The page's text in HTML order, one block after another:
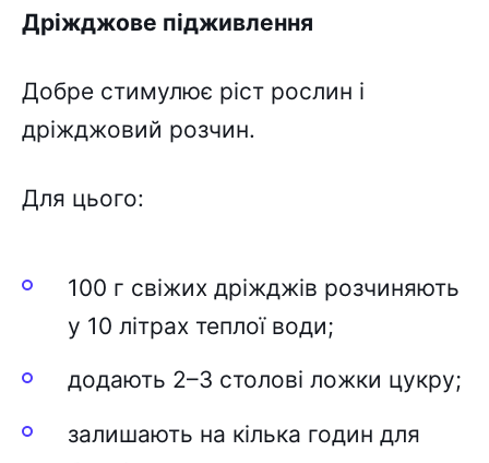
Дріжджове підживлення
Добре стимулює ріст рослин і
дріжджовий розчин.
Для цього:
100 г свіжих дріжджів розчиняють
у 10 літрах теплої води;
додають 2–3 столові ложки цукру;
залишають на кілька годин для